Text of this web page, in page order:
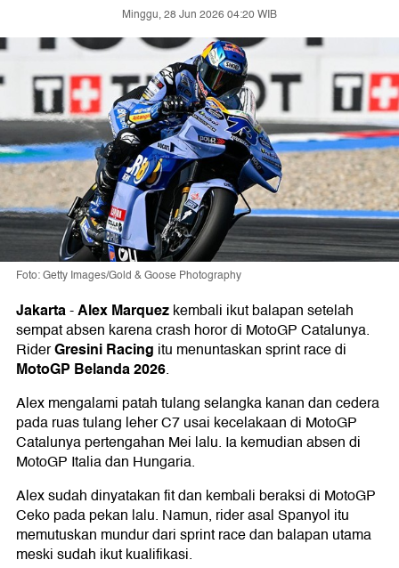
Minggu, 28 Jun 2026 04:20 WIB
Foto: Getty Images/Gold & Goose Photography
Jakarta-Alex Marquezkembali ikut balapan setelah
sempat absen karena crash horor di MotoGP Catalunya.
RiderGresini Racing itu menuntaskan sprint race di
MotoGP Belanda 2026.
Alex mengalami patah tulang selangka kanan dan cedera
pada ruas tulang leher C7 usai kecelakaan di MotoGP
Catalunya pertengahan Mei lalu. Ia kemudian absen di
MotoGP Italia dan Hungaria.
Alex sudah dinyatakan fit dan kembali beraksi di MotoGP
Ceko pada pekan lalu. Namun, rider asal Spanyol itu
memutuskan mundur dari sprint race dan balapan utama
meski sudah ikut kualifikasi.